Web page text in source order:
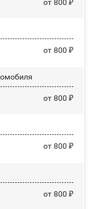
от 800 ₽
от 800 ₽
от 800 ₽
от 800 ₽
от 800 ₽